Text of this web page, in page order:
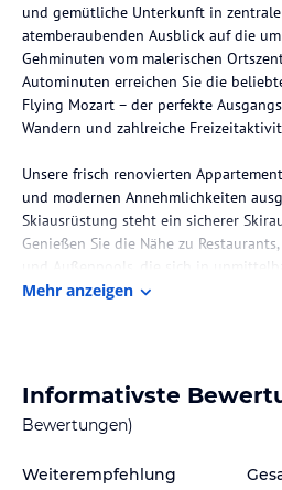
und gemütliche Unterkunft in
atemberaubenden Ausblick auf die
Gehminuten vom malerischen
Autominuten erreichen Sie die
Flying Mozart – der perfekte
Wandern und zahlreiche
Unsere frisch renovierten
und modernen Annehmlichkeiten
Skiausrüstung steht ein sicherer
Genießen Sie die Nähe zu
und Außenpools, die sich in
Auto erreichbar – ideal für
aktiven Tag in den Bergen.
in Wagrain – Ihr Rückzugsort inmitten
Mehr anzeigen
Informativste
Bewertungen)
Weiterempfehlung